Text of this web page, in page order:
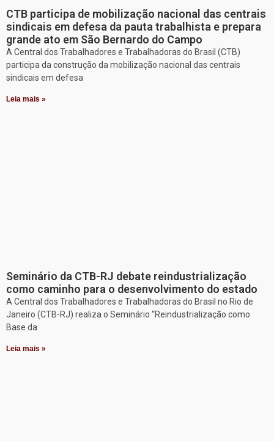
CTB participa de mobilização nacional das centrais
sindicais em defesa da pauta trabalhista e prepara
grande ato em São Bernardo do Campo
A Central dos Trabalhadores e Trabalhadoras do Brasil (CTB)
participa da construção da mobilização nacional das centrais
sindicais em defesa
Leia mais »
Seminário da CTB-RJ debate reindustrialização
como caminho para o desenvolvimento do estado
A Central dos Trabalhadores e Trabalhadoras do Brasil no Rio de
Janeiro (CTB-RJ) realiza o Seminário “Reindustrialização como
Base da
Leia mais »